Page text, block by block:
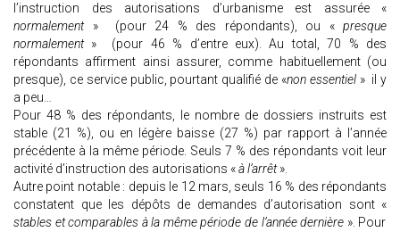
l’instruction des autorisations d’urbanisme est assurée «
normalement » (pour 24 % des répondants), ou «presque
normalement » (pour 46 % d’entre eux). Au total, 70 % des
répondants affirment ainsi assurer, comme habituellement (ou
presque), ce service public, pourtant qualifié de «non essentiel» il y
a peu…
Pour 48 % des répondants, le nombre de dossiers instruits est
stable (21 %), ou en légère baisse (27 %) par rapport à l’année
précédente à la même période. Seuls 7 % des répondants voit leur
activité d’instruction des autorisations «à l’arrêt».
Autre point notable : depuis le 12 mars, seuls 16 % des répondants
constatent que les dépôts de demandes d’autorisation sont «
stables et comparables à la même période de l’année dernière ». Pour